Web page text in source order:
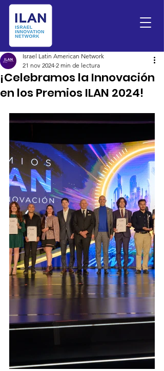
¡Celebramos la Innovación
en los Premios ILAN 2024!
Israel Latin American Network
21 nov 2024 2 min de lectura